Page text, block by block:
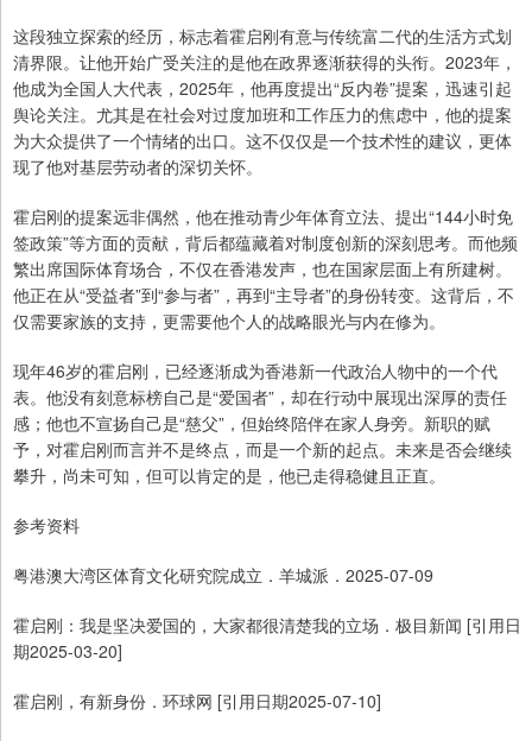
这段独立探索的经历，标志着霍启刚有意与传统富二代的生活方式划
清界限。让他开始广受关注的是他在政界逐渐获得的头衔。2023年，
他成为全国人大代表，2025年，他再度提出“反内卷”提案，迅速引起
舆论关注。尤其是在社会对过度加班和工作压力的焦虑中，他的提案
为大众提供了一个情绪的出口。这不仅仅是一个技术性的建议，更体
现了他对基层劳动者的深切关怀。
霍启刚的提案远非偶然，他在推动青少年体育立法、提出“144小时免
签政策”等方面的贡献，背后都蕴藏着对制度创新的深刻思考。而他频
繁出席国际体育场合，不仅在香港发声，也在国家层面上有所建树。
他正在从“受益者”到“参与者”，再到“主导者”的身份转变。这背后，不
仅需要家族的支持，更需要他个人的战略眼光与内在修为。
现年46岁的霍启刚，已经逐渐成为香港新一代政治人物中的一个代
表。他没有刻意标榜自己是“爱国者”，却在行动中展现出深厚的责任
感；他也不宣扬自己是“慈父”，但始终陪伴在家人身旁。新职的赋
予，对霍启刚而言并不是终点，而是一个新的起点。未来是否会继续
攀升，尚未可知，但可以肯定的是，他已走得稳健且正直。
参考资料
粤港澳大湾区体育文化研究院成立．羊城派．2025-07-09
霍启刚：我是坚决爱国的，大家都很清楚我的立场．极目新闻 [引用日
期2025-03-20]
霍启刚，有新身份．环球网 [引用日期2025-07-10]